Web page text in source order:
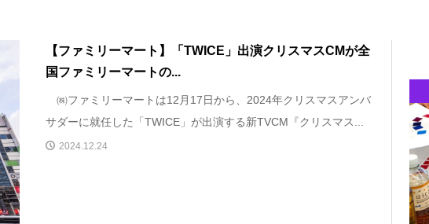
【ファミリーマート】「TWICE」出演クリスマスCMが全
国ファミリーマートの...
㈱ファミリーマートは12月17日から、2024年クリスマスアンバ
サダーに就任した「TWICE」が出演する新TVCM『クリスマス...
2024.12.24